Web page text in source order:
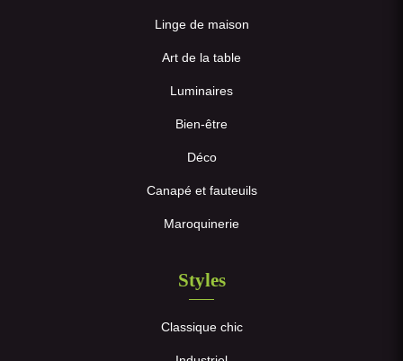
Linge de maison
Art de la table
Luminaires
Bien-être
Déco
Canapé et fauteuils
Maroquinerie
Styles
Classique chic